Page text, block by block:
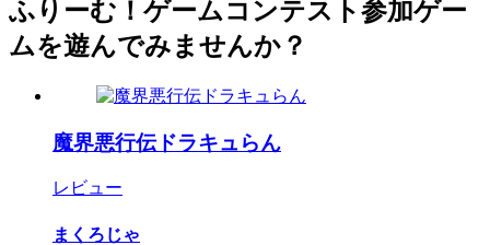
ふりーむ！ゲームコンテスト参加ゲー
ムを遊んでみませんか？
魔界悪行伝ドラキュらん
レビュー
まくろじゃ